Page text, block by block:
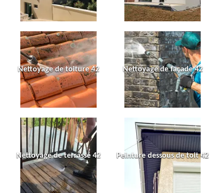
Nettoyage de toiture 42 Nettoyage de façade 42
Nettoyage de terrasse 42 Peinture dessous de toit 42